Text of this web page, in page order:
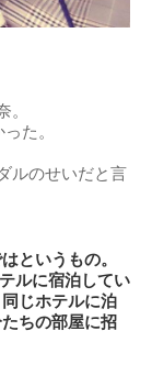
た。
ルのせいだと言
というもの。
ルに宿泊してい
じホテルに泊
ちの部屋に招